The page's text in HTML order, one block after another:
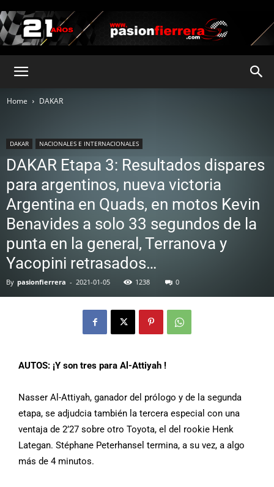
Home DAKAR
DAKAR NACIONALES E INTERNACIONALES
DAKAR Etapa 3: Resultados dispares
para argentinos, nueva victoria
Argentina en Quads, en motos Kevin
Benavides a solo 33 segundos de la
punta en la general, Terranova y
Yacopini retrasados…
By pasionfierrera - 2021-01-05 1238 0
AUTOS: ¡Y son tres para Al-Attiyah !
Nasser Al-Attiyah, ganador del prólogo y de la segunda
etapa, se adjudcia también la tercera especial con una
ventaja de 2’27 sobre otro Toyota, el del rookie Henk
Lategan. Stéphane Peterhansel termina, a su vez, a algo
más de 4 minutos.